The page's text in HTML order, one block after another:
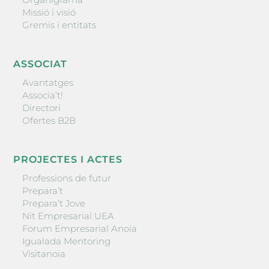
Missió i visió
Gremis i entitats
ASSOCIAT
Avantatges
Associa’t!
Directori
Ofertes B2B
PROJECTES I ACTES
Professions de futur
Prepara’t
Prepara’t Jove
Nit Empresarial UEA
Forum Empresarial Anoia
Igualada Mentoring
Visitanoia